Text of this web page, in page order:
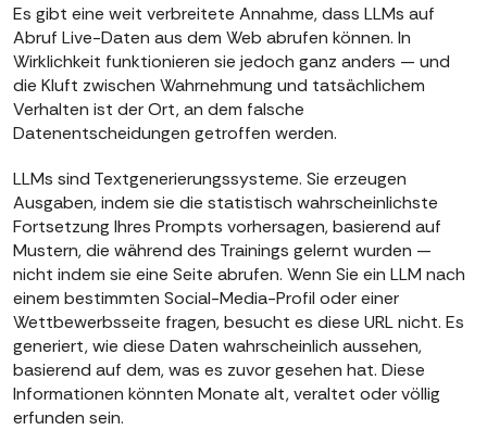
Es gibt eine weit verbreitete Annahme, dass LLMs auf
Abruf Live-Daten aus dem Web abrufen können. In
Wirklichkeit funktionieren sie jedoch ganz anders — und
die Kluft zwischen Wahrnehmung und tatsächlichem
Verhalten ist der Ort, an dem falsche
Datenentscheidungen getroffen werden.
LLMs sind Textgenerierungssysteme. Sie erzeugen
Ausgaben, indem sie die statistisch wahrscheinlichste
Fortsetzung Ihres Prompts vorhersagen, basierend auf
Mustern, die während des Trainings gelernt wurden —
nicht indem sie eine Seite abrufen. Wenn Sie ein LLM nach
einem bestimmten Social-Media-Profil oder einer
Wettbewerbsseite fragen, besucht es diese URL nicht. Es
generiert, wie diese Daten wahrscheinlich aussehen,
basierend auf dem, was es zuvor gesehen hat. Diese
Informationen könnten Monate alt, veraltet oder völlig
erfunden sein.